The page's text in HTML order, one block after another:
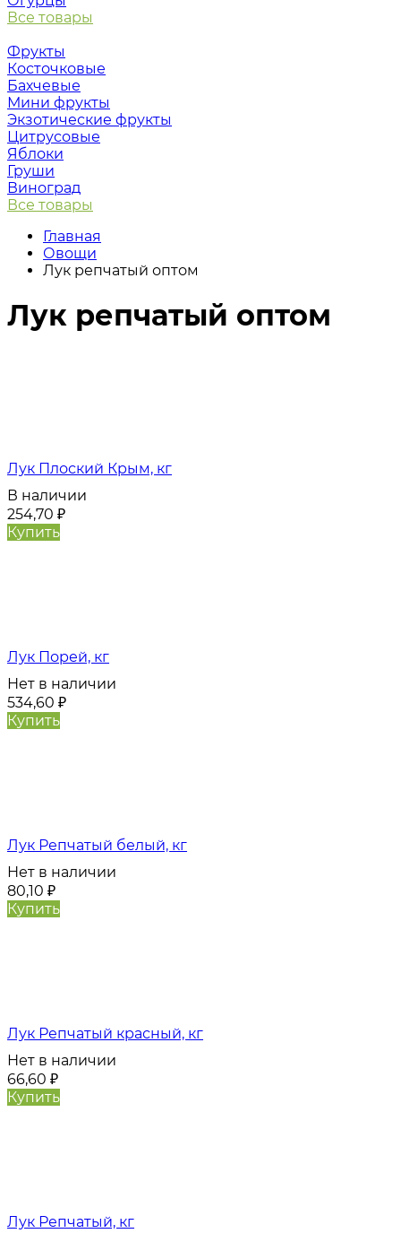
Все товары
Фрукты
Косточковые
Бахчевые
Мини фрукты
Экзотические фрукты
Цитрусовые
Яблоки
Груши
Виноград
Все товары
Главная
Овощи
Лук репчатый оптом
Лук репчатый оптом
Лук Плоский Крым, кг
В наличии
254,70 ₽
Купить
Лук Порей, кг
Нет в наличии
534,60 ₽
Купить
Лук Репчатый белый, кг
Нет в наличии
80,10 ₽
Купить
Лук Репчатый красный, кг
Нет в наличии
66,60 ₽
Купить
Лук Репчатый, кг